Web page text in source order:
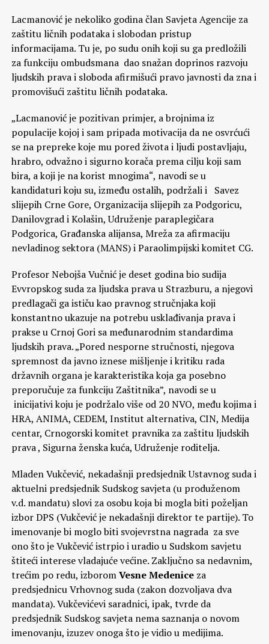
Lacmanović je nekoliko godina član Savjeta Agencije za
zaštitu ličnih podataka i slobodan pristup
informacijama. Tu je, po sudu onih koji su ga predložili
za funkciju ombudsmana dao snažan doprinos razvoju
ljudskih prava i sloboda afirmišući pravo javnosti da zna i
promovišući zaštitu ličnih podataka.
„Lacmanović je pozitivan primjer, a brojnima iz
populacije kojoj i sam pripada motivacija da ne osvrćući
se na prepreke koje mu pored života i ljudi postavljaju,
hrabro, odvažno i sigurno korača prema cilju koji sam
bira, a koji je na korist mnogima“, navodi se u
kandidaturi koju su, između ostalih, podržali i Savez
slijepih Crne Gore, Organizacija slijepih za Podgoricu,
Danilovgrad i Kolašin, Udruženje paraplegičara
Podgorica, Građanska alijansa, Mreža za afirmaciju
nevladinog sektora (MANS) i Paraolimpijski komitet CG.
Profesor Nebojša Vučnić je deset godina bio sudija
Evvropskog suda za ljudska prava u Strazburu, a njegovi
predlagači ga ističu kao pravnog stručnjaka koji
konstantno ukazuje na potrebu usklađivanja prava i
prakse u Crnoj Gori sa međunarodnim standardima
ljudskih prava. „Pored nesporne stručnosti, njegova
spremnost da javno iznese mišljenje i kritiku rada
državnih organa je karakteristika koja ga posebno
preporučuje za funkciju Zaštitnika”, navodi se u
inicijativi koju je podržalo više od 20 NVO, među kojima i
HRA, ANIMA, CEDEM, Institut alternativa, CIN, Medija
centar, Crnogorski komitet pravnika za zaštitu ljudskih
prava , Sigurna ženska kuća, Udruženje roditelja.
Mladen Vukčević, nekadašnji predsjednik Ustavnog suda i
aktuelni predsjednik Sudskog savjeta (u produženom
v.d. mandatu) slovi za osobu koja bi mogla biti poželjan
izbor DPS (Vukčević je nekadašnji direktor te partije). To
imenovanje bi moglo biti svojevrstna nagrada za sve
ono što je Vukčević istrpio i uradio u Sudskom savjetu
štiteći interese vladajuće većine. Zaključno sa nedavnim,
trećim po redu, izboromVesne Medeniceza
predsjednicu Vrhovnog suda (zakon dozvoljava dva
mandata). Vukčevićevi saradnici, ipak, tvrde da
predsjednik Sudskog savjeta nema saznanja o novom
imenovanju, izuzev onoga što je vidio u medijima.